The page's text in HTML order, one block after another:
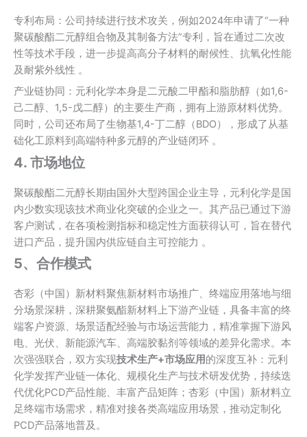
‌专利布局‌：公司持续进行技术攻关，例如2024年申请了“一种
聚碳酸酯二元醇组合物及其制备方法”专利，旨在通过二次改
性等技术手段，进一步提高高分子材料的‌耐候性、抗氧化性能
及耐紫外线性‌ 。
‌产业链协同‌：元利化学本身是二元酸二甲酯和脂肪醇（如1,6-
己二醇、1,5-戊二醇）的主要生产商，拥有上游原材料优势。
同时，公司还布局了生物基1,4-丁二醇（BDO），形成了从基
础化工原料到高端特种多元醇的产业链闭环 。‌‌
4. 市场地位
聚碳酸酯二元醇长期由国外大型跨国企业主导，元利化学是国
内少数实现该技术商业化突破的企业之一。其产品已通过下游
客户测试，在各项检测指标和稳定性方面获得认可，旨在替代
进口产品，提升国内供应链自主可控能力 。
5、合作模式
杏彩（中国）新材料聚焦新材料市场推广、终端应用落地与细
分场景深耕，深耕聚氨酯新材料上下游产业链，具备丰富的终
端客户资源、场景适配经验与市场运营能力，精准掌握下游风
电、光伏、新能源汽车、高端胶黏剂等领域的差异化需求。本
次强强联合，双方实现技术生产+市场应用的深度互补：元利
化学发挥产业链一体化、规模化生产与技术研发优势，持续迭
代优化PCD产品性能、丰富产品矩阵；杏彩（中国）新材料立
足终端市场需求，精准对接各类高端应用场景，推动定制化
PCD产品落地普及。